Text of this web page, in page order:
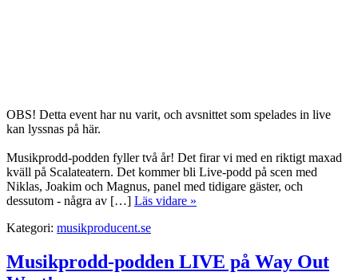
OBS! Detta event har nu varit, och avsnittet som spelades in live
kan lyssnas på här.
Musikprodd-podden fyller två år! Det firar vi med en riktigt maxad
kväll på Scalateatern. Det kommer bli Live-podd på scen med
Niklas, Joakim och Magnus, panel med tidigare gäster, och
dessutom - några av […] Läs vidare »
Kategori: musikproducent.se
Musikprodd-podden LIVE på Way Out